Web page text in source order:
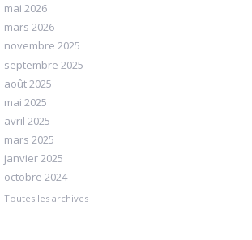
mai 2026
mars 2026
novembre 2025
septembre 2025
août 2025
mai 2025
avril 2025
mars 2025
janvier 2025
octobre 2024
Toutes les archives